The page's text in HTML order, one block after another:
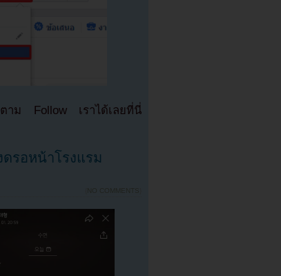
ตาม Follow เราได้เลยที่นี่
รอหน้าโรงแรม
NO COMMENTS